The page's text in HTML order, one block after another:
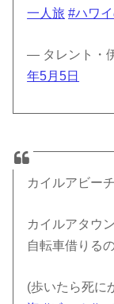
一人旅 #ハワ
— タレント・
年5月5日
カイルアビー
カイルアタウ
自転車借りる
(歩いたら死に